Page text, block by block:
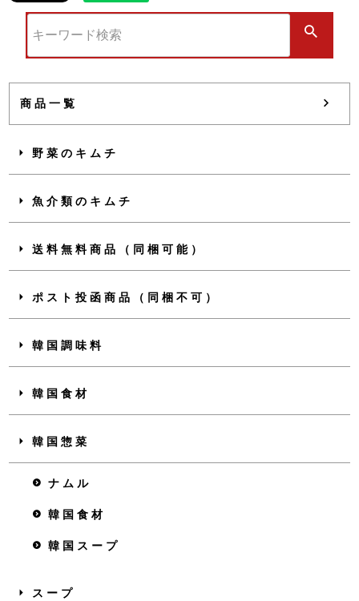
商品一覧
野菜のキムチ
魚介類のキムチ
送料無料商品（同梱可能）
ポスト投函商品（同梱不可）
韓国調味料
韓国食材
韓国惣菜
ナムル
韓国食材
韓国スープ
スープ